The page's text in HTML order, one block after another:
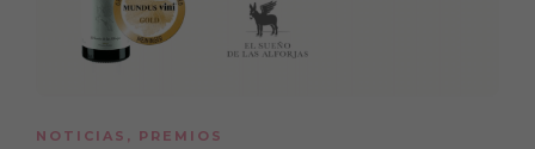
NOTICIAS , PREMIOS